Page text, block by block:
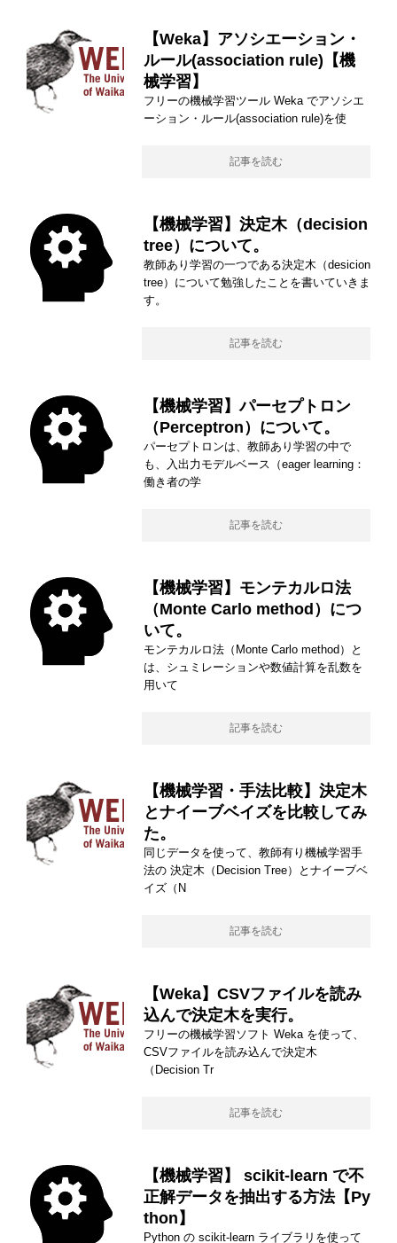
【Weka】アソシエーション・
ルール(association rule)【機
械学習】
フリーの機械学習ツール Weka でアソシエ
ーション・ルール(association rule)を使
記事を読む
【機械学習】決定木（decision
tree）について。
教師あり学習の一つである決定木（desicion
tree）について勉強したことを書いていきま
す。
記事を読む
【機械学習】パーセプトロン
（Perceptron）について。
パーセプトロンは、教師あり学習の中で
も、入出力モデルベース（eager learning：
働き者の学
記事を読む
【機械学習】モンテカルロ法
（Monte Carlo method）につ
いて。
モンテカルロ法（Monte Carlo method）と
は、シュミレーションや数値計算を乱数を
用いて
記事を読む
【機械学習・手法比較】決定木
とナイーブベイズを比較してみ
た。
同じデータを使って、教師有り機械学習手
法の 決定木（Decision Tree）とナイーブベ
イズ（N
記事を読む
【Weka】CSVファイルを読み
込んで決定木を実行。
フリーの機械学習ソフト Weka を使って、
CSVファイルを読み込んで決定木
（Decision Tr
記事を読む
【機械学習】 scikit-learn で不
正解データを抽出する方法【Py
thon】
Python の scikit-learn ライブラリを使って